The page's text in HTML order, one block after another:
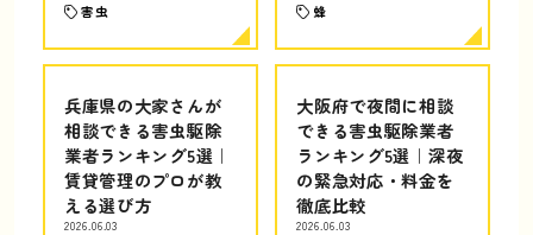
害虫 蜂
兵庫県の大家さんが
相談できる害虫駆除
業者ランキング5選｜
賃貸管理のプロが教
える選び方
2026.06.03
大阪府で夜間に相談
できる害虫駆除業者
ランキング5選｜深夜
の緊急対応・料金を
徹底比較
2026.06.03